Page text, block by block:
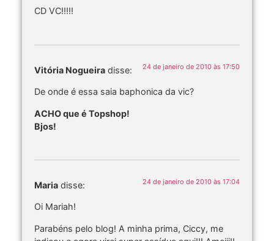
CD VC!!!!!
Vitória Nogueira disse: 24 de janeiro de 2010 às 17:50
De onde é essa saia baphonica da vic?
ACHO que é Topshop!
Bjos!
Maria disse: 24 de janeiro de 2010 às 17:04
Oi Mariah!
Parabéns pelo blog! A minha prima, Ciccy, me